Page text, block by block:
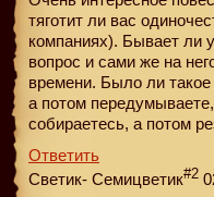
тяготит ли вас
компаниях). Бывает ли
вопрос и сами же на
времени. Было ли такое
а потом
собираетесь, а потом
Ответить
Светик- Семицветик#2